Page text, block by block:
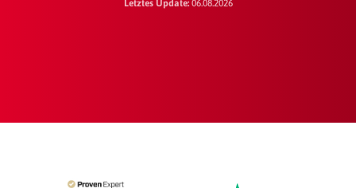
Letztes Update: 06.08.2026